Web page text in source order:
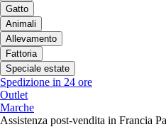
Gatto
Animali
Allevamento
Fattoria
Speciale estate
Spedizione in 24 ore
Outlet
Marche
Assistenza post-vendita in Francia